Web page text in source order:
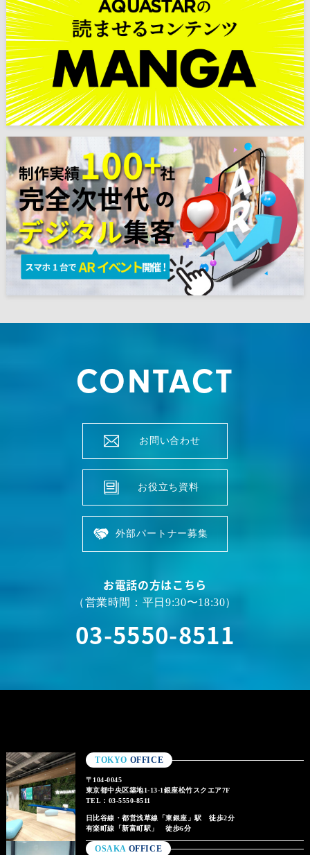
CONTACT
お問い合わせ
お役立ち資料
外部パートナー募集
お電話の方はこちら
（営業時間：平日9:30〜18:30）
03-5550-8511
TOKYO OFFICE
〒104-0045
東京都中央区築地1-13-1銀座松竹スクエア7F
TEL：03-5550-8511
日比谷線・都営浅草線「東銀座」駅 徒歩2分
有楽町線「新富町駅」 徒歩6分
OSAKA OFFICE